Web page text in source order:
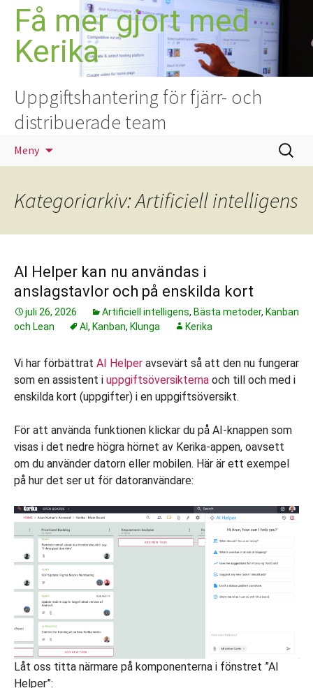
Hoppa
innehåll
Få mer gjort med
Kerika
Uppgiftshantering för fjärr- och
distribuerade team
Meny
Sök
efter:
Kategoriarkiv: Artificiell intelligens
AI Helper kan nu användas i
anslagstavlor och på enskilda kort
juli 26, 2026 Artificiell intelligens, Bästa metoder, Kanban
och Lean
AI, Kanban, Klunga Kerika
Vi har förbättrat AI Helper avsevärt så att den nu fungerar
som en assistent i uppgiftsöversikterna och till och med i
enskilda kort (uppgifter) i en uppgiftsöversikt.
För att använda funktionen klickar du på AI-knappen som
visas i det nedre högra hörnet av Kerika-appen, oavsett
om du använder datorn eller mobilen. Här är ett exempel
på hur det ser ut för datoranvändare:
Låt oss titta närmare på komponenterna i fönstret ”AI
Helper”: